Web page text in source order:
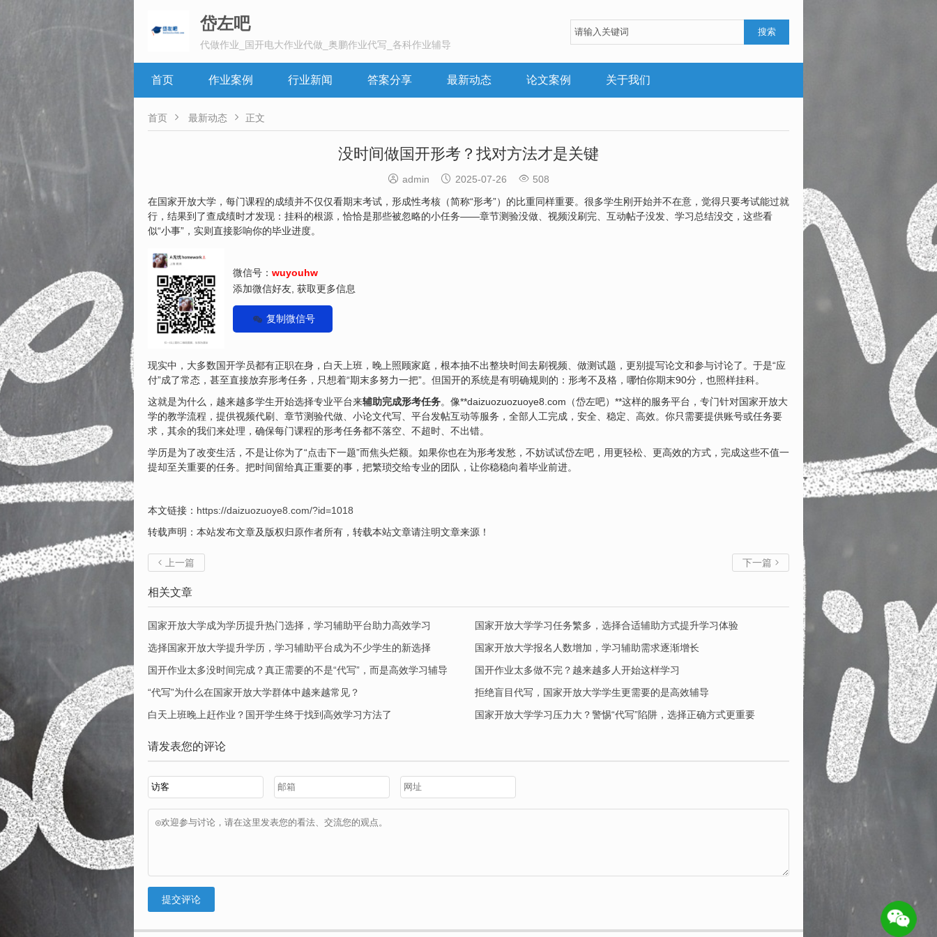
搜索
岱左吧
代做作业_国开电大作业代做_奥鹏作业代写_各科作业辅导
首页 作业案例 行业新闻 答案分享 最新动态 论文案例 关于我们
首页  最新动态  正文
没时间做国开形考？找对方法才是关键
 admin  2025-07-26  508
在国家开放大学，每门课程的成绩并不仅仅看期末考试，形成性考核（简称“形考”）的比重同样重要。很多学生刚开始并不在意，觉得只要考试能过就
行，结果到了查成绩时才发现：挂科的根源，恰恰是那些被忽略的小任务——章节测验没做、视频没刷完、互动帖子没发、学习总结没交，这些看
似“小事”，实则直接影响你的毕业进度。
微信号： wuyouhw
添加微信好友, 获取更多信息
复制微信号
现实中，大多数国开学员都有正职在身，白天上班，晚上照顾家庭，根本抽不出整块时间去刷视频、做测试题，更别提写论文和参与讨论了。于是“应
付”成了常态，甚至直接放弃形考任务，只想着“期末多努力一把”。但国开的系统是有明确规则的：形考不及格，哪怕你期末90分，也照样挂科。
这就是为什么，越来越多学生开始选择专业平台来辅助完成形考任务。像**daizuozuozuoye8.com（岱左吧）**这样的服务平台，专门针对国家开放大
学的教学流程，提供视频代刷、章节测验代做、小论文代写、平台发帖互动等服务，全部人工完成，安全、稳定、高效。你只需要提供账号或任务要
求，其余的我们来处理，确保每门课程的形考任务都不落空、不超时、不出错。
学历是为了改变生活，不是让你为了“点击下一题”而焦头烂额。如果你也在为形考发愁，不妨试试岱左吧，用更轻松、更高效的方式，完成这些不值一
提却至关重要的任务。把时间留给真正重要的事，把繁琐交给专业的团队，让你稳稳向着毕业前进。
本文链接： https://daizuozuoye8.com/?id=1018
转载声明：本站发布文章及版权归原作者所有，转载本站文章请注明文章来源！
 上一篇 下一篇 
相关文章
国家开放大学成为学历提升热门选择，学习辅助平台助力高效学习
国家开放大学学习任务繁多，选择合适辅助方式提升学习体验
选择国家开放大学提升学历，学习辅助平台成为不少学生的新选择
国家开放大学报名人数增加，学习辅助需求逐渐增长
国开作业太多没时间完成？真正需要的不是“代写”，而是高效学习辅导
国开作业太多做不完？越来越多人开始这样学习
“代写”为什么在国家开放大学群体中越来越常见？
拒绝盲目代写，国家开放大学学生更需要的是高效辅导
白天上班晚上赶作业？国开学生终于找到高效学习方法了
国家开放大学学习压力大？警惕“代写”陷阱，选择正确方式更重要
请发表您的评论
提交评论